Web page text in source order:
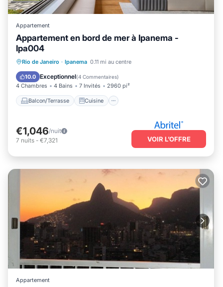
Appartement
Appartement en bord de mer à Ipanema -
Ipa004
Rio de Janeiro · Ipanema 0.11 mi au centre
10.0 Exceptionnel(4 Commentaires)
4 Chambres 4 Bains 7 Invités 2960 pi²
Balcon/Terrasse Cuisine
Balcon/Terrasse
Cuisine
Climatisation
Internet
€1,046/nuit
7 nuits - €7,321 VOIR L’OFFRE
Appartement